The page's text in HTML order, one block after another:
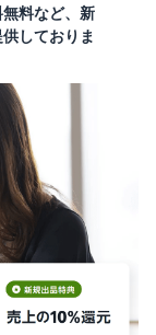
料など、新
しておりま